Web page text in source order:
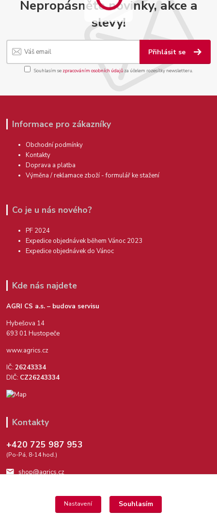
Nepropásněte novinky, akce a
slevy!
Přihlásit se
Souhlasím se zpracováním osobních údajůza účelem rozesílky newsletteru.
Informace pro zákazníky
Obchodní podmínky
Kontakty
Doprava a platba
Výměna / reklamace zboží - formulář ke stažení
Co je u nás nového?
PF 2024
Expedice objednávek během Vánoc 2023
Expedice objednávek do Vánoc
Kde nás najdete
AGRI CS a.s. – budova servisu
Hybešova 14
693 01 Hustopeče
www.agrics.cz
IČ:26243334
DIČ: CZ26243334
Kontakty
+420 725 987 953
(Po-Pá, 8-14 hod.)
shop@agrics.cz
Nastavení Souhlasím